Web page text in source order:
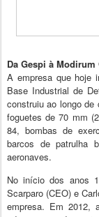
Da Gespi à
A empresa que hoje
Base Industrial de
construiu ao longo
foguetes de 70 mm
84, bombas de
barcos de patrulha
aeronaves.
No início dos anos
Scarparo (CEO) e
empresa. Em 2012,